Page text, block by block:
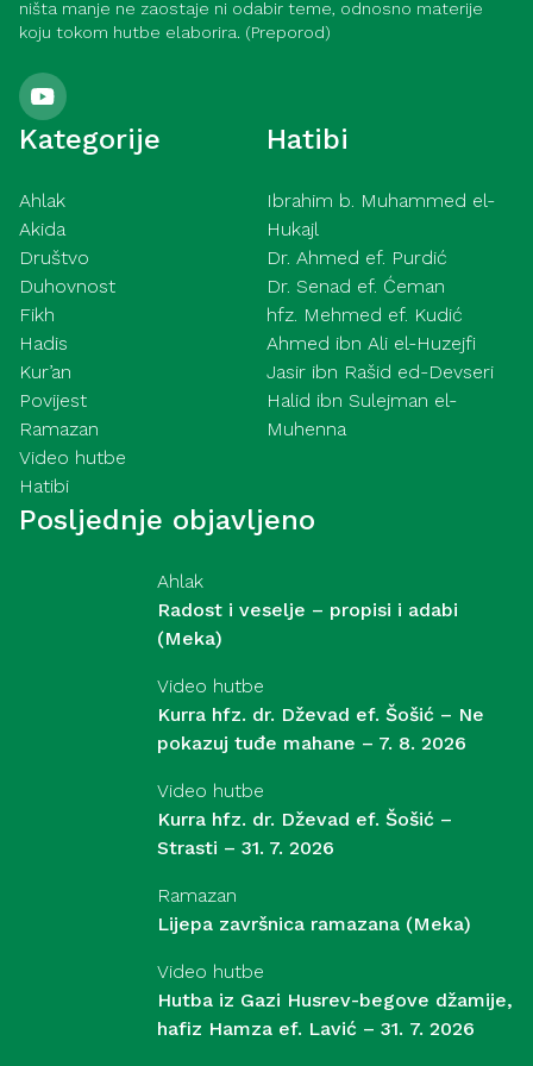
ništa manje ne zaostaje ni odabir teme, odnosno materije
koju tokom hutbe elaborira. (Preporod)
Kategorije
Ahlak
Akida
Društvo
Duhovnost
Fikh
Hadis
Kur’an
Povijest
Ramazan
Video hutbe
Hatibi
Hatibi
Ibrahim b. Muhammed el-
Hukajl
Dr. Ahmed ef. Purdić
Dr. Senad ef. Ćeman
hfz. Mehmed ef. Kudić
Ahmed ibn Ali el-Huzejfi
Jasir ibn Rašid ed-Devseri
Halid ibn Sulejman el-
Muhenna
Posljednje objavljeno
Ahlak
Radost i veselje – propisi i adabi
(Meka)
Video hutbe
Kurra hfz. dr. Dževad ef. Šošić – Ne
pokazuj tuđe mahane – 7. 8. 2026
Video hutbe
Kurra hfz. dr. Dževad ef. Šošić –
Strasti – 31. 7. 2026
Ramazan
Lijepa završnica ramazana (Meka)
Video hutbe
Hutba iz Gazi Husrev-begove džamije,
hafiz Hamza ef. Lavić – 31. 7. 2026